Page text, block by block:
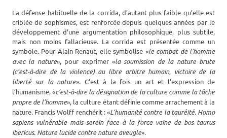
La défense habituelle de la corrida, d’autant plus faible qu’elle est
criblée de sophismes, est renforcée depuis quelques années par le
développement d’une argumentation philosophique, plus subtile,
mais non moins fallacieuse. La corrida est présentée comme un
symbole. Pour Alain Renaut, elle symbolise «le combat de l’homme
avec la nature», pour exprimer «la soumission de la nature brute
(c’est-à-dire de la violence) au libre arbitre humain, victoire de la
liberté sur la nature». C’est à la fois un art et l’expression de
l’humanisme, «c’est-à-dire la désignation de la culture comme la tâche
propre de l’homme», la culture étant définie comme arrachement à la
nature. Francis Wolff renchérit : «L’humanité contre la tauréité. Homo
sapiens vulnérable mais serein face à la force vaine de bos taurus
ibericus. Nature lucide contre nature aveugle».